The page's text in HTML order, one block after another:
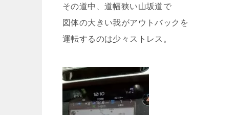
その道中、道幅狭い山坂道で
図体の大きい我がアウトバックを
運転するのは少々ストレス。